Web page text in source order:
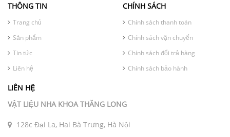
THÔNG TIN
Trang chủ
Sản phẩm
Tin tức
Liên hệ
CHÍNH SÁCH
Chính sách thanh toán
Chính sách vận chuyển
Chính sách đổi trả hàng
Chính sách bảo hành
LIÊN HỆ
VẬT LIỆU NHA KHOA THĂNG LONG
128c Đại La, Hai Bà Trưng, Hà Nội